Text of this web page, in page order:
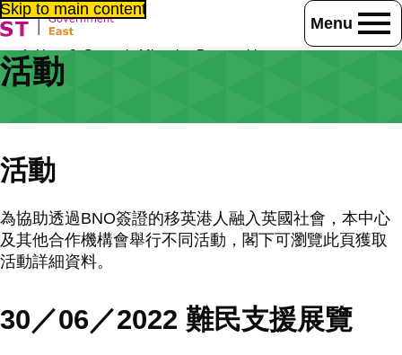
Skip to main content
Menu
Home
Strategic Migration Partnership
東英格蘭香港移民歡迎中心
活動
活動
為協助透過BNO簽證的移英港人融入英國社會，本中心
及其他合作機構會舉行不同活動，閣下可瀏覽此頁獲取
活動詳細資料。
30／06／2022 難民支援展覽